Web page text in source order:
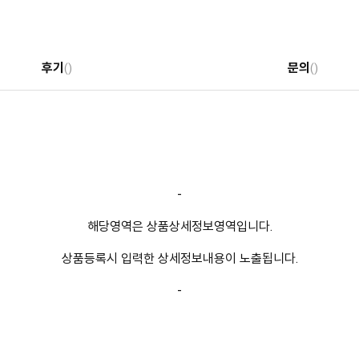
후기 () 문의 ()
-
해당영역은 상품상세정보영역입니다.
상품등록시 입력한 상세정보내용이 노출됩니다.
-